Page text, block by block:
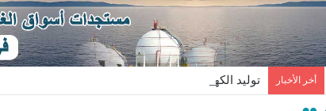
أخر الأخبار توليد الكهرباء بالغاز في الإمارات يرتفع للعام الثاني